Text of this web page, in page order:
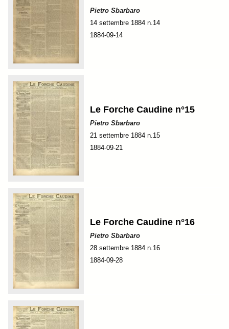
Pietro Sbarbaro
14 settembre 1884 n.14
1884-09-14
Le Forche Caudine n°15
Pietro Sbarbaro
21 settembre 1884 n.15
1884-09-21
Le Forche Caudine n°16
Pietro Sbarbaro
28 settembre 1884 n.16
1884-09-28